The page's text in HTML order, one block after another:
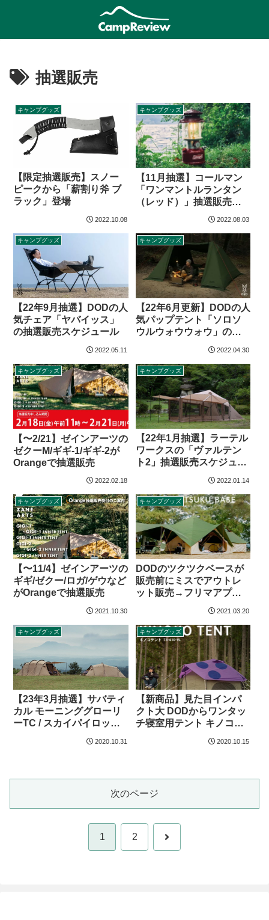
抽選販売
キャンプグッズ
【限定抽選販売】スノー
ピークから「薪割り斧 ブ
ラック」登場
2022.10.08
キャンプグッズ
【11月抽選】コールマン
「ワンマントルランタン
（レッド）」抽選販売ス
2022.08.03
キャンプグッズ
【22年9月抽選】DODの人
気チェア「ヤバイッス」
の抽選販売スケジュール
2022.05.11
キャンプグッズ
【22年6月更新】DODの人
気パップテント「ソロソ
ウルウォウウォウ」の抽
2022.04.30
キャンプグッズ
【〜2/21】ゼインアーツの
ゼクーM/ギギ-1/ギギ-2が
Orangeで抽選販売
2022.02.18
キャンプグッズ
【22年1月抽選】ラーテル
ワークスの「ヴァルテン
ト2」抽選販売スケジュー
2022.01.14
キャンプグッズ
【〜11/4】ゼインアーツの
ギギ/ゼクー/ロガ/ゲウなど
がOrangeで抽選販売
2021.10.30
キャンプグッズ
DODのツクツクベースが
販売前にミスでアウトレ
ット販売→フリマアプリ
2021.03.20
キャンプグッズ
【23年3月抽選】サバティ
カル モーニンググローリ
ーTC / スカイパイロット
2020.10.31
キャンプグッズ
【新商品】見た目インパ
クト大 DODからワンタッ
チ寝室用テント キノコテ
2020.10.15
次のページ
1 2 次